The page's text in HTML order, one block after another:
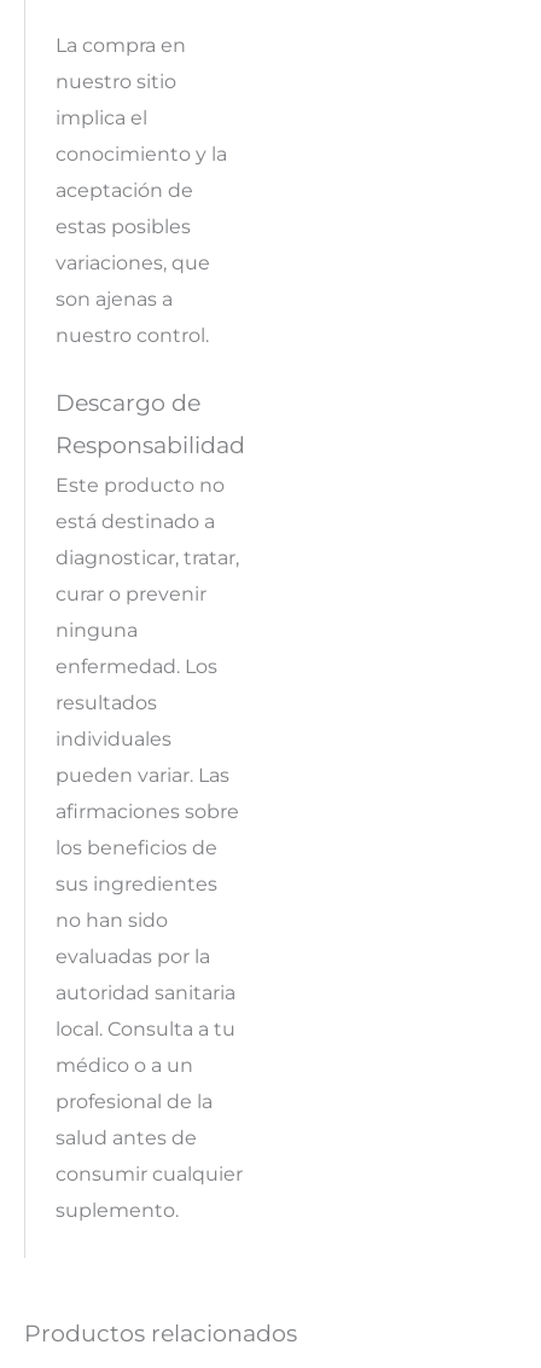
La compra en
nuestro sitio
implica el
conocimiento y la
aceptación de
estas posibles
variaciones, que
son ajenas a
nuestro control.
Descargo de
Responsabilidad
Este producto no
está destinado a
diagnosticar, tratar,
curar o prevenir
ninguna
enfermedad. Los
resultados
individuales
pueden variar. Las
afirmaciones sobre
los beneficios de
sus ingredientes
no han sido
evaluadas por la
autoridad sanitaria
local. Consulta a tu
médico o a un
profesional de la
salud antes de
consumir cualquier
suplemento.
Productos relacionados